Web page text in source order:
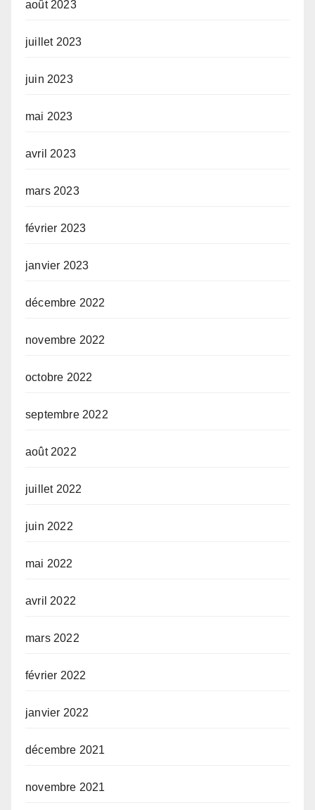
août 2023
juillet 2023
juin 2023
mai 2023
avril 2023
mars 2023
février 2023
janvier 2023
décembre 2022
novembre 2022
octobre 2022
septembre 2022
août 2022
juillet 2022
juin 2022
mai 2022
avril 2022
mars 2022
février 2022
janvier 2022
décembre 2021
novembre 2021